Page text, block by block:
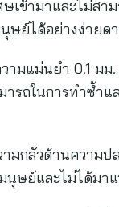
ข้ามาและไม่สาม
ย์ได้อย่างง่ายด
มแม่นยำ 0.1 มม
รถในการทำซ้ำ
มกลัวด้านความป
นุษย์และไม่ได้ม